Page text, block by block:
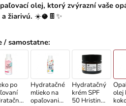
olej, ktorý zvýrazní vaše
žiarivú. ☀️🥥🍫✨
/ samostatne:
po
Hydratačné
mlieko na
opaľovanie
Hydratačný
krém SPF
50 Hristina
olej